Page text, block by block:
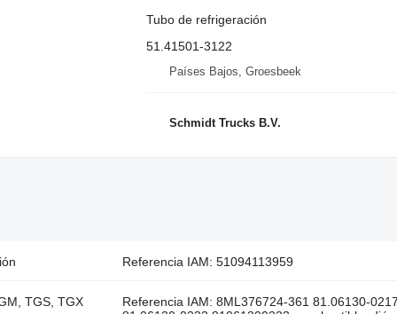
Tubo de refrigeración
51.41501-3122
Países Bajos, Groesbeek
Schmidt Trucks B.V.
Referencia IAM: 51094113959
TGS, TGX
Referencia IAM: 8ML376724-361 81.06130-